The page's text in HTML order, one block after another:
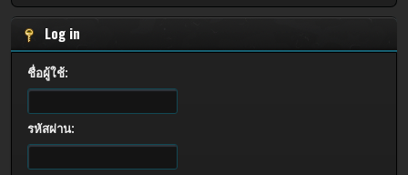
Log in
ชื่อผู้ใช้:
รหัสผ่าน: